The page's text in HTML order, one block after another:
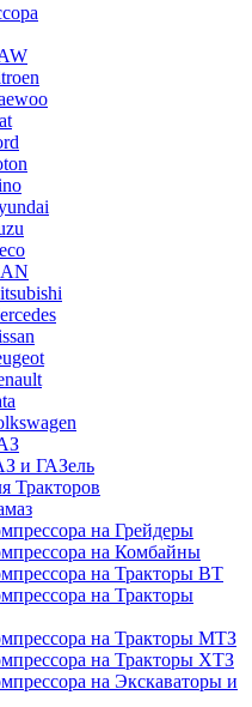
и ГАЗель
Тракторов
на Грейдеры
на Комбайны
на Тракторы ВТ
на Тракторы
на Тракторы МТЗ
на Тракторы ХТЗ
на Экскаваторы и